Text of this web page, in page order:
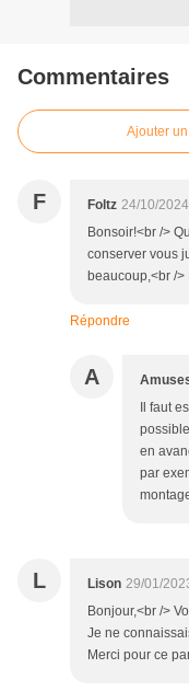
Commentaires
Ajouter
F Foltz 24/10/
Bonsoir!<br />
conserver vous
beaucoup,<br /
Répondre
A
Il faut
en
par
L Lison 29/01/
Bonjour,<br />
Je ne
Merci pour ce